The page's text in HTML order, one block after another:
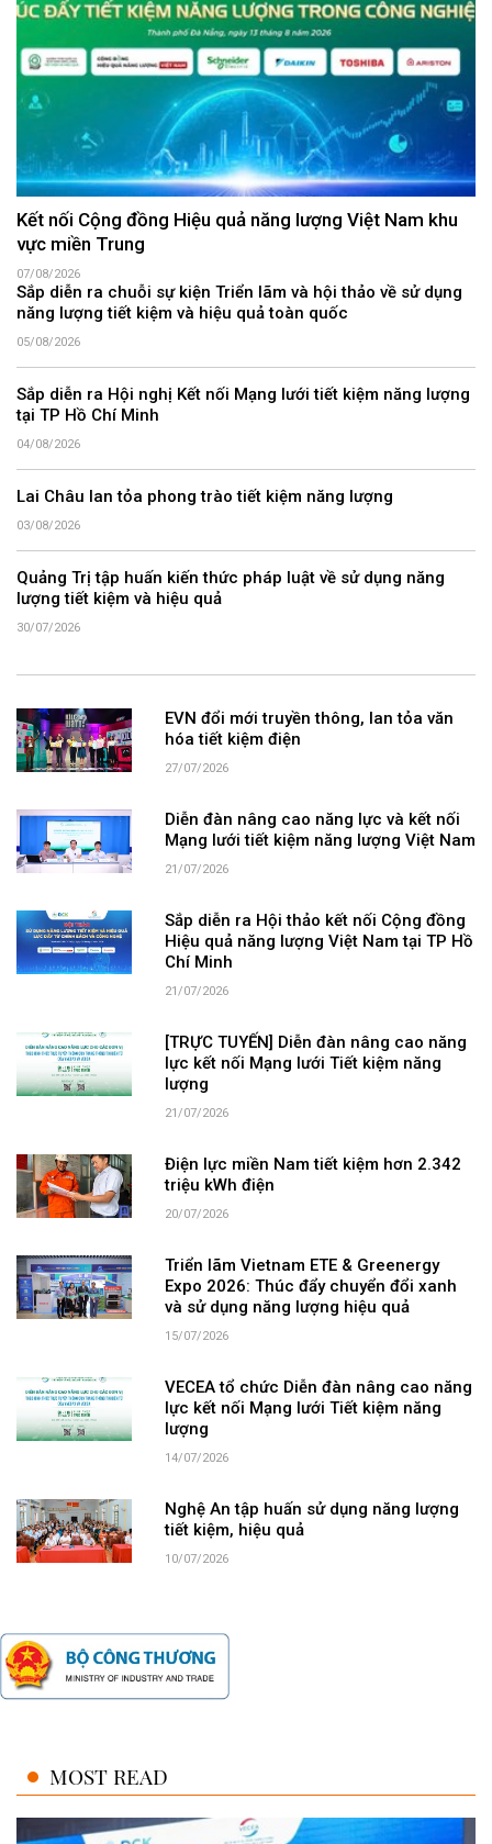
Kết nối Cộng đồng Hiệu quả năng lượng Việt Nam khu
vực miền Trung
07/08/2026
Sắp diễn ra chuỗi sự kiện Triển lãm và hội thảo về sử dụng
năng lượng tiết kiệm và hiệu quả toàn quốc
05/08/2026
Sắp diễn ra Hội nghị Kết nối Mạng lưới tiết kiệm năng lượng
tại TP Hồ Chí Minh
04/08/2026
Lai Châu lan tỏa phong trào tiết kiệm năng lượng
03/08/2026
Quảng Trị tập huấn kiến thức pháp luật về sử dụng năng
lượng tiết kiệm và hiệu quả
30/07/2026
EVN đổi mới truyền thông, lan tỏa văn
hóa tiết kiệm điện
27/07/2026
Diễn đàn nâng cao năng lực và kết nối
Mạng lưới tiết kiệm năng lượng Việt Nam
21/07/2026
Sắp diễn ra Hội thảo kết nối Cộng đồng
Hiệu quả năng lượng Việt Nam tại TP Hồ
Chí Minh
21/07/2026
[TRỰC TUYẾN] Diễn đàn nâng cao năng
lực kết nối Mạng lưới Tiết kiệm năng
lượng
21/07/2026
Điện lực miền Nam tiết kiệm hơn 2.342
triệu kWh điện
20/07/2026
Triển lãm Vietnam ETE & Greenergy
Expo 2026: Thúc đẩy chuyển đổi xanh
và sử dụng năng lượng hiệu quả
15/07/2026
VECEA tổ chức Diễn đàn nâng cao năng
lực kết nối Mạng lưới Tiết kiệm năng
lượng
14/07/2026
Nghệ An tập huấn sử dụng năng lượng
tiết kiệm, hiệu quả
10/07/2026
MOST READ